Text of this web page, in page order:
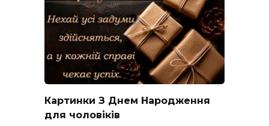
Картинки З Днем Народження
для чоловіків​